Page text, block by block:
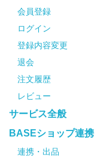
会員登録
ログイン
登録内容変更
退会
注文履歴
レビュー
サービス全般
BASEショップ連携
連携・出品